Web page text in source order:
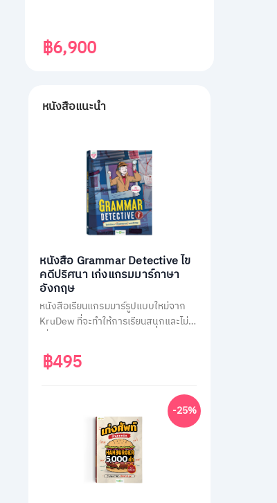
฿6,900
หนังสือแนะนำ
หนังสือ Grammar Detective ไข
คดีปริศนา เก่งแกรมมาร์ภาษา
อังกฤษ
หนังสือเรียนแกรมมาร์รูปแบบใหม่จาก
KruDew ที่จะทำให้การเรียนสนุกและไม่น่า
สวมบทนักสืบ ไขคดีปริศนาไปพร้อมกับ
การเรียนรู้หลักแกรมมาร์ที่ครอบคลุม
ฝึกหัดทบทวนความเข้าใจมากกว่า 400
฿495
-25%